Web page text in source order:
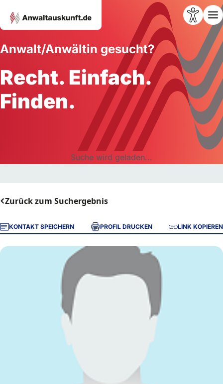
Anwalt/Anwältin gesucht?
Recht. Einfach.
Finden.
Suche wird geladen...
Zurück zum Suchergebnis
KONTAKT SPEICHERN PROFIL DRUCKEN LINK KOPIEREN